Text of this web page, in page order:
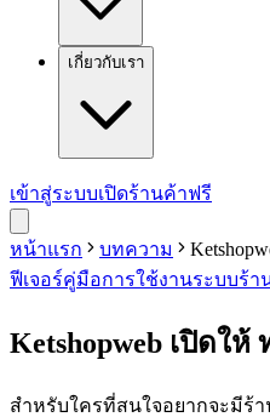
เกี่ยวกับเรา
เข้าสู่ระบบเปิดร้านค้าฟรี
หน้าแรก บทความ
ฟีเจอร์คู่มือการใช้งานระบบร้า
Ketshopweb เปิดใ
สำหรับใครที่สนใจอยากจะมีร้า